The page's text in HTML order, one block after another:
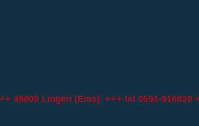
49809 Lingen (Ems) +++ tel 0591-916820